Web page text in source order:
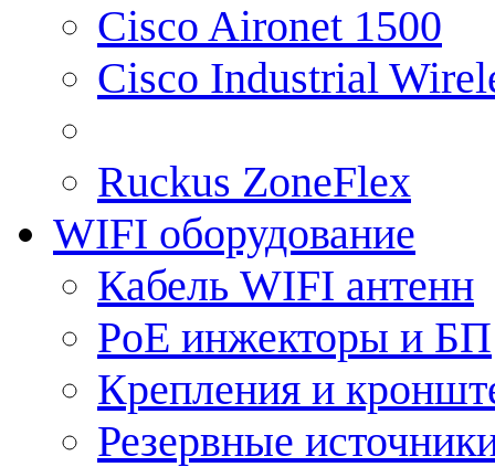
Cisco Aironet 1500
Cisco Industrial
Ruckus ZoneFlex
WIFI оборудование
Кабель WIFI антенн
PoE инжекторы и БП
Крепления и
Резервные